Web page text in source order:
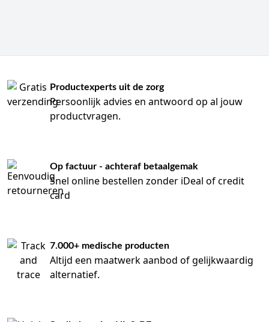
Productexperts uit de zorg
Persoonlijk advies en antwoord op al jouw
productvragen.
Op factuur - achteraf betaalgemak
Snel online bestellen zonder iDeal of credit
card
7.000+ medische producten
Altijd een maatwerk aanbod of gelijkwaardig
alternatief.